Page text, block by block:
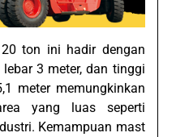
ton ini hadir dengan
3 meter, dan tinggi
meter memungkinkan
yang luas seperti
Kemampuan mast